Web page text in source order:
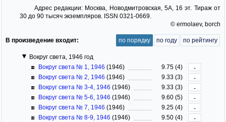
Адрес редакции: Москва, Новодмитровская, 5А, 16 эт. Тираж от
30 до 90 тысяч экземпляров. ISSN 0321-0669.
© ermolaev, borch
В произведение входит: по порядку по году по рейтингу
Вокруг света, 1946 год
Вокруг света № 1, 1946 (1946) 9.75 (4)
-
Вокруг света № 2, 1946 (1946) 9.33 (3)
-
Вокруг света № 3-4, 1946 (1946) 9.33 (3)
-
Вокруг света № 5-6, 1946 (1946) 9.60 (5)
-
Вокруг света № 7, 1946 (1946) 9.25 (4)
-
Вокруг света № 8-9, 1946 (1946) 9.50 (4)
-